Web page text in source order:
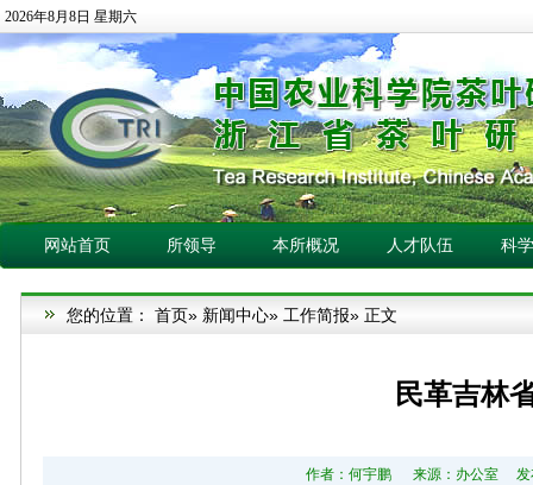
2026年8月8日 星期六
网站首页 所领导 本所概况 人才队伍 科
您的位置： 首页» 新闻中心» 工作简报» 正文
民革吉林
作者：何宇鹏 来源：办公室 发